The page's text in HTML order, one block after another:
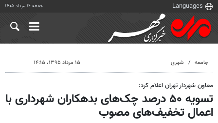
جمعه ۱۶ مرداد ۱۴۰۵
جامعه شهری ۱۵ مرداد ۱۳۹۵، ۱۴:۱۵
معاون شهردار تهران اعلام کرد:
تسویه ۵۰ درصد چک‌های بدهکاران شهرداری با
اعمال تخفیف‌های مصوب